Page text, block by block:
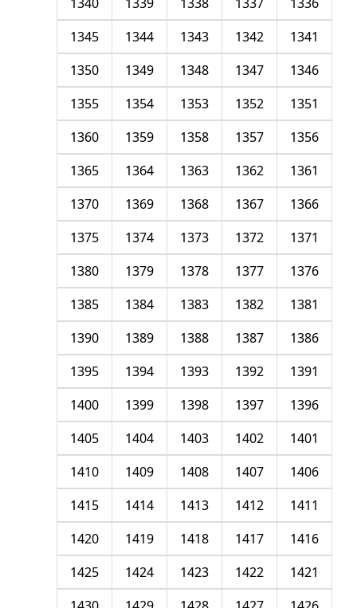
1341
1342
1343
1344
1345
1346
1347
1348
1349
1350
1351
1352
1353
1354
1355
1356
1357
1358
1359
1360
1361
1362
1363
1364
1365
1366
1367
1368
1369
1370
1371
1372
1373
1374
1375
1376
1377
1378
1379
1380
1381
1382
1383
1384
1385
1386
1387
1388
1389
1390
1391
1392
1393
1394
1395
1396
1397
1398
1399
1400
1401
1402
1403
1404
1405
1406
1407
1408
1409
1410
1411
1412
1413
1414
1415
1416
1417
1418
1419
1420
1421
1422
1423
1424
1425